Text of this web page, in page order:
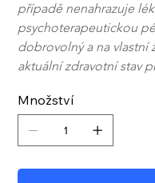
případě nenahrazuje
psychoterapeutickou
dobrovolný a na
aktuální zdravotní stav
Množství